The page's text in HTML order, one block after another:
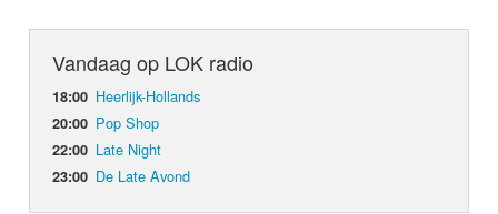
Vandaag op LOK radio
18:00 Heerlijk-Hollands
20:00 Pop Shop
22:00 Late Night
23:00 De Late Avond